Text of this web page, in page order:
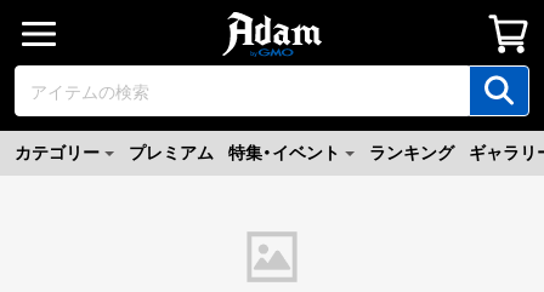
カテゴリー プレミアム 特集・イベント ランキング ギャラリ